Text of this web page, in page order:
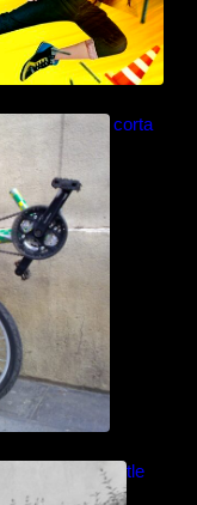
reclinada corta
al Shuttle